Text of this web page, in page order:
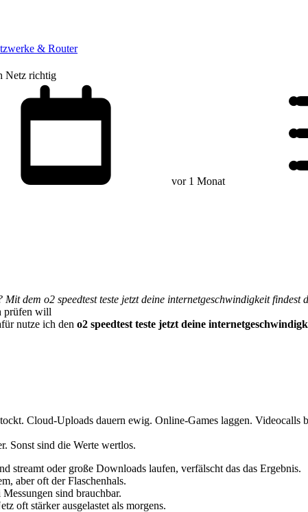
& Router
Netz richtig
vor 1 Monat
dem o2 speedtest teste jetzt deine internetgeschwindigkeit
prüfen will
nutze ich den o2 speedtest teste jetzt deine
Cloud-Uploads dauern ewig. Online-Games laggen. Videocalls
Sonst sind die Werte wertlos.
streamt oder große Downloads laufen, verfälscht das das Ergebnis.
aber oft der Flaschenhals.
sind brauchbar.
oft stärker ausgelastet als morgens.